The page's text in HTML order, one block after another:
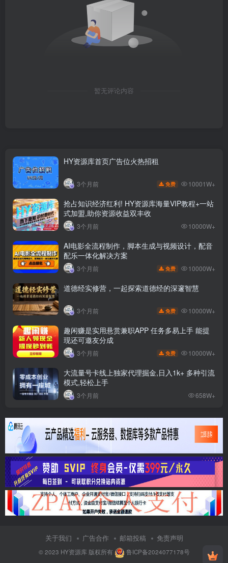
暂无评论内容
HY资源库首页广告位火热招租
3个月前 免费 10001W+
抢占知识经济红利! HY资源库海量VIP教程+一站
式加盟,助你资源收益双丰收
3个月前 10000W+
AI电影全流程制作，脚本生成与视频设计，配音
配乐一体化解决方案
3个月前 免费 10000W+
道德经实修营，一起探索道德经的深邃智慧
3个月前 免费 10000W+
趣闲赚是实用悬赏兼职APP 任务多易上手 能提
现还可邀友分成
3个月前 免费 10000W+
大流量号卡线上独家代理掘金,日入1k+ 多种引流
模式,轻松上手
3个月前 658W+
关于我们 广告合作 邮箱投稿 免责声明
© 2023 HY资源库版权所有 鲁ICP备2024077178号